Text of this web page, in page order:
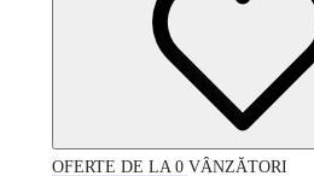
OFERTE DE LA 0 VÂNZĂTORI